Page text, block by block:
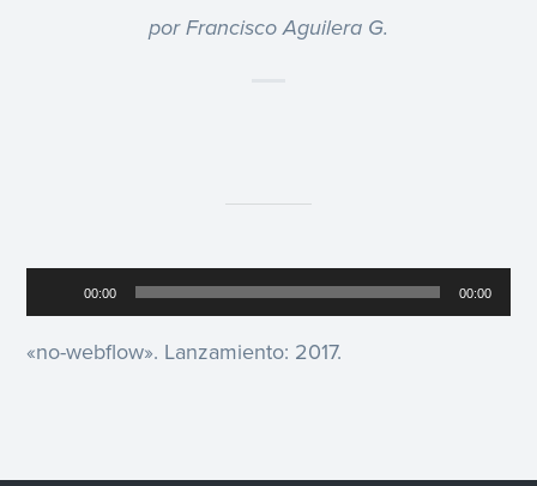
por Francisco Aguilera G.
Reproductor
00:00 00:00
«no-webflow». Lanzamiento: 2017.